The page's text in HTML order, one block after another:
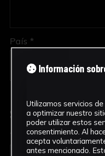
País *
Solicitud de Servicio
Tipo de solicitud *
Información
Utilizamos servicios
a optimizar nuestro
poder utilizar estos
consentimiento. Al
acepta
antes mencionado.